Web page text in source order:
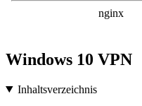
Windows 10 VPN
Inhaltsverzeichnis